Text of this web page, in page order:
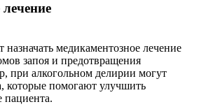
назначать медикаментозное лечение
запоя и предотвращения
при алкогольном делирии могут
которые помогают улучшить
пациента.